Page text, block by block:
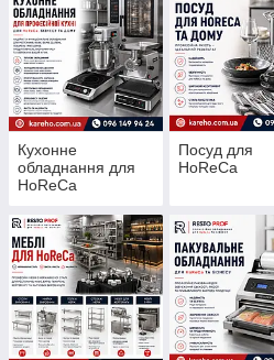
Кухонне
обладнання для
HoReCa
Посуд для
HoReCa